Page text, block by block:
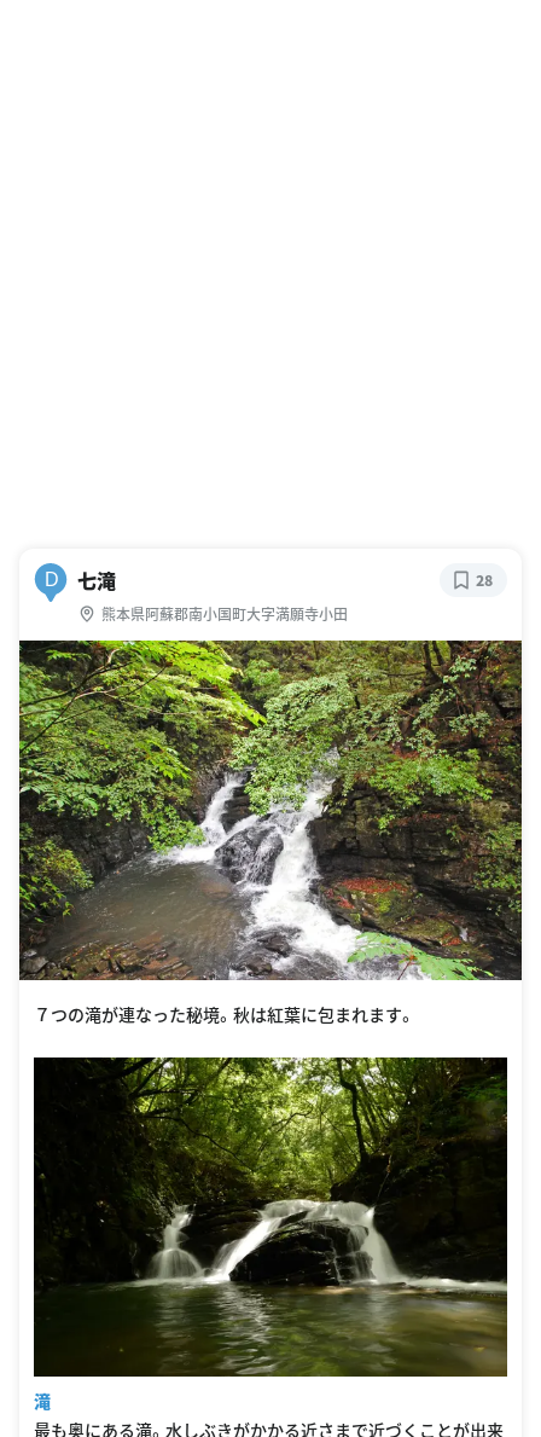
D 七滝
熊本県阿蘇郡南小国町大字満願寺小田
28
７つの滝が連なった秘境。秋は紅葉に包まれます。
滝
最も奥にある滝。水しぶきがかかる近さまで近づくことが出来